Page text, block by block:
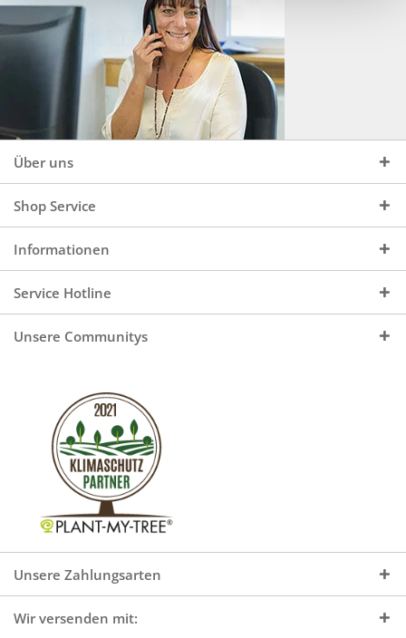
Über uns
Shop Service
Informationen
Service Hotline
Unsere Communitys
Unsere Zahlungsarten
Wir versenden mit: